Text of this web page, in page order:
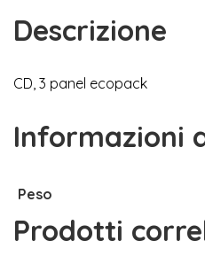
Descrizione
CD, 3 panel ecopack
Informazioni
Peso
Prodotti